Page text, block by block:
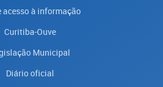
acesso à informação
Curitiba-Ouve
Municipal
Diário oficial